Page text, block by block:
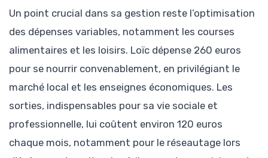
Un point crucial dans sa gestion reste l’optimisation
des dépenses variables, notamment les courses
alimentaires et les loisirs. Loïc dépense 260 euros
pour se nourrir convenablement, en privilégiant le
marché local et les enseignes économiques. Les
sorties, indispensables pour sa vie sociale et
professionnelle, lui coûtent environ 120 euros
chaque mois, notamment pour le réseautage lors